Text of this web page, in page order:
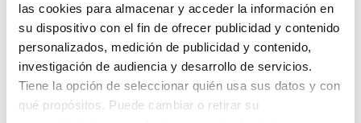
las cookies para almacenar y acceder la información en
su dispositivo con el fin de ofrecer publicidad y contenido
personalizados, medición de publicidad y contenido,
investigación de audiencia y desarrollo de servicios.
Tiene la opción de seleccionar quién usa sus datos y con
qué propósitos. Puede cambiar o retirar su
Si necesitas enviar un paquete a Marruecos, Maresa
Logística te ofrece las mejores condiciones gracias a su
envío especial al destino. Llegamos por mar, con grupaje,
contenedores completos, embalaje, consolidación y
agente de aduanas en la llegada.